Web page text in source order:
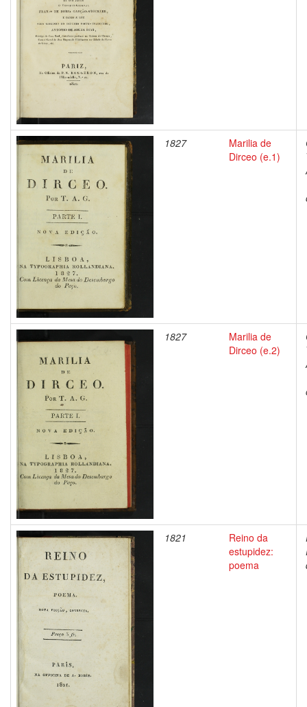
1827
Marilia de
Dirceo (e.1)
1827
Marilia de
Dirceo (e.2)
1821
Reino da
estupidez:
poema